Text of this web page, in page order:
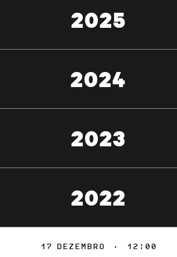
2025
2024
2023
2022
17 DEZEMBRO · 12:00